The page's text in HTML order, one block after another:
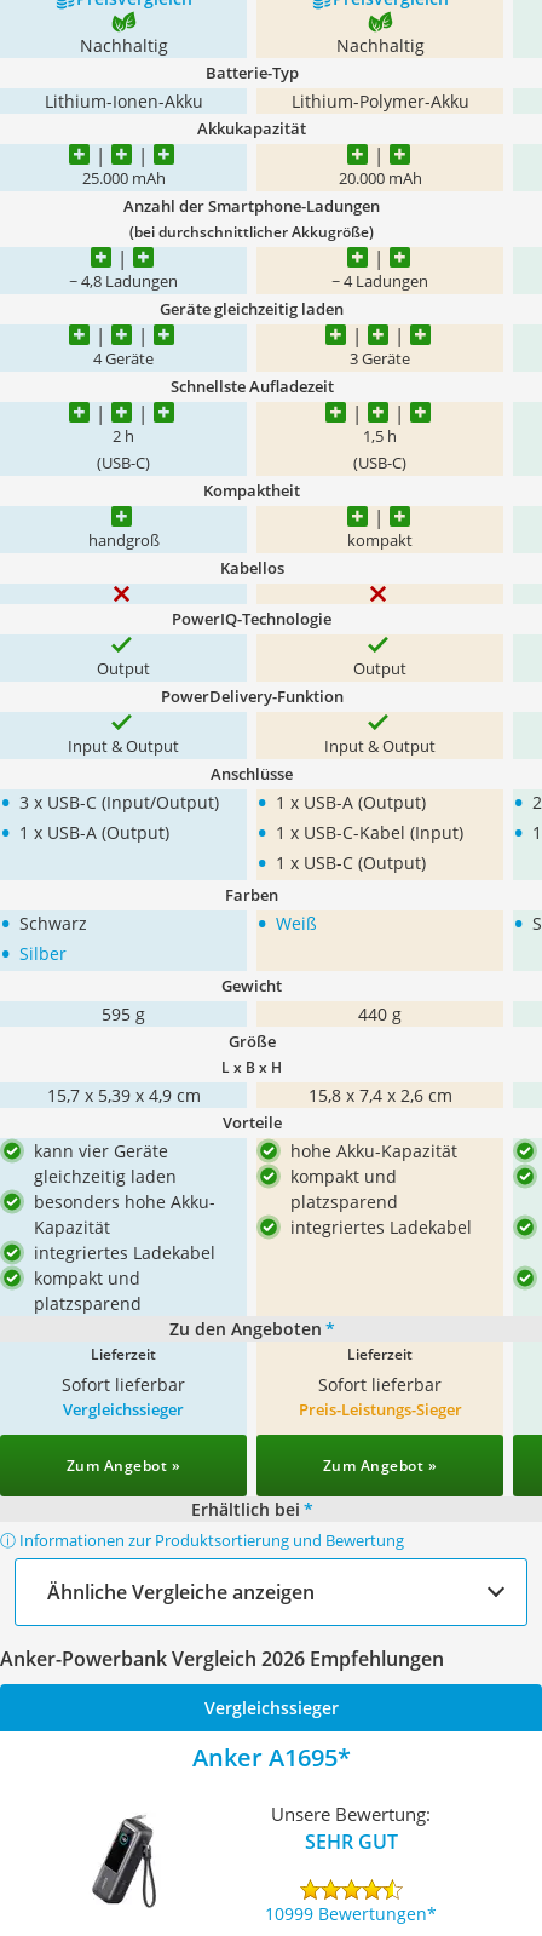
Nachhaltig Nachhaltig
Batterie-Typ
Lithium-Ionen-Akku Lithium-Polymer-Akku
Akkukapazität
25.000 mAh 20.000 mAh
Anzahl der Smartphone-Ladungen
(bei durchschnittlicher Akkugröße)
~ 4,8 Ladungen ~ 4 Ladungen
Geräte gleichzeitig laden
4 Geräte 3 Geräte
Schnellste Aufladezeit
2 h
(USB-C)
1,5 h
(USB-C)
Kompaktheit
handgroß kompakt
Kabellos
PowerIQ-Technologie
Output Output
PowerDelivery-Funktion
Input & Output Input & Output
Anschlüsse
• 3 x USB-C (Input/Output)
• 1 x USB-A (Output)
• 1 x USB-A (Output)
• 1 x USB-C-Kabel (Input)
• 1 x USB-C (Output)
•
•
Farben
• Schwarz
• Silber
• Weiß •
Gewicht
595 g 440 g
Größe
L x B x H
15,7 x 5,39 x 4,9 cm 15,8 x 7,4 x 2,6 cm
Vorteile
kann vier Geräte
gleichzeitig laden
besonders hohe Akku-
Kapazität
integriertes Ladekabel
kompakt und
platzsparend
hohe Akku-Kapazität
kompakt und
platzsparend
integriertes Ladekabel
Zu den Angeboten *
Lieferzeit
Sofort lieferbar
Lieferzeit
Sofort lieferbar
Vergleichssieger
Zum Angebot »
Preis-Leistungs-Sieger
Zum Angebot »
Erhältlich bei *
ⓘ Informationen zur Produktsortierung und Bewertung
Ähnliche Vergleiche anzeigen
Anker-Powerbank Vergleich 2026 Empfehlungen
Vergleichssieger
Anker A1695
Unsere Bewertung:
SEHR GUT
10999 Bewertungen